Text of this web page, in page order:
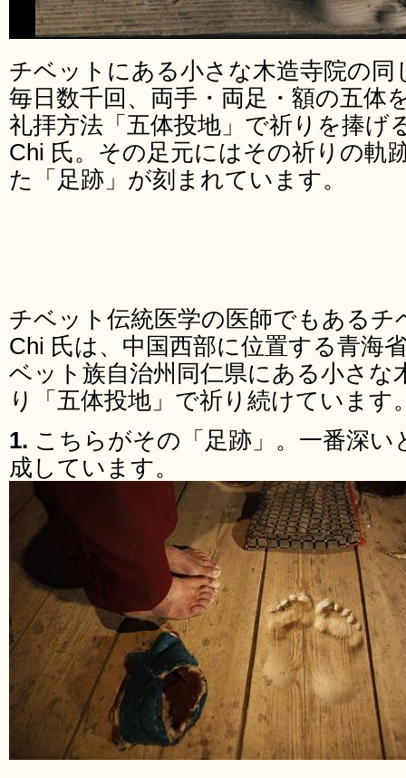
チベットにある小さな木造寺院の同
毎日数千回、両手・両足・額の五体
礼拝方法「五体投地」で祈りを捧げ
Chi 氏。その足元にはその祈りの軌
た「足跡」が刻まれています。
チベット伝統医学の医師でもあるチ
Chi 氏は、中国西部に位置する青海
ベット族自治州同仁県にある小さな
り「五体投地」で祈り続けています
1. こちらがその「足跡」。一番深
成しています。